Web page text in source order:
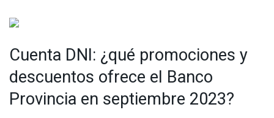
Cuenta DNI: ¿qué promociones y
descuentos ofrece el Banco
Provincia en septiembre 2023?